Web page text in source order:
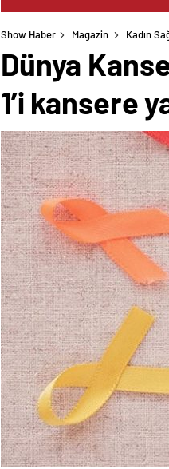
Show Haber Magazin Kadın
Dünya
1’i kansere